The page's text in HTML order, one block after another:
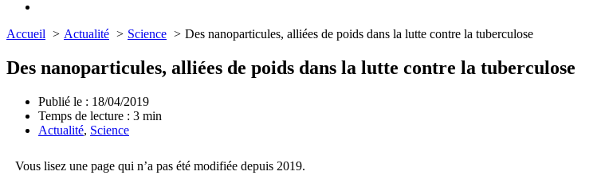
Accueil Actualité Science Des nanoparticules, alliées de poids dans la lutte contre la tuberculose
Des nanoparticules, alliées de poids dans la lutte contre la tuberculose
Publié le : 18/04/2019
Temps de lecture : 3 min
Actualité, Science
Vous lisez une page qui n’a pas été modifiée depuis 2019.